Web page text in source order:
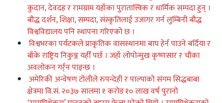
कुदान, देवदह र रामग्राम यहाँका पुरातात्त्विक र धार्मिक सम्पदा हुन् ।
बौद्ध दर्शन, शिक्षा, सम्पदा, संस्कृतिलाई उजागर गर्न लुम्बिनी बौद्ध
विश्वविद्यालय पनि स्थापना गरिएको छ ।
विश्वभरका पर्यटकले प्राकृतिक वासस्थानमा बाघ हेर्न पाउने बर्दिया र
बाँके राष्ट्रिय निकुञ्ज यहीँ पर्छ । जहाँ लोपोन्मुख कृष्णसार र चौका
अवलोकन गर्र्न पाइन्छ ।
अमेरिकी अन्वेषण टोलीले रुपन्देही र पाल्पाको संगम सिद्धबाबा
क्षेत्रमा वि.सं. २०३७ सालमा १ करोड १० लाख वर्ष पुरानो